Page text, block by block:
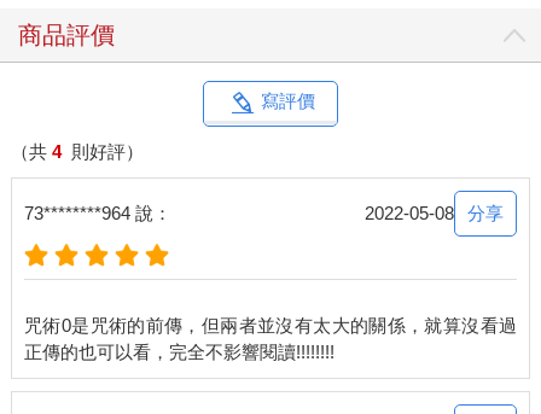
商品評價
寫評價
（共 4 則好評）
73********964 說： 2022-05-08 分享
咒術0是咒術的前傳，但兩者並沒有太大的關係，就算沒看過